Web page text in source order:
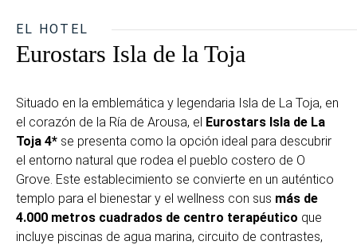
EL HOTEL
Eurostars Isla de la Toja
Situado en la emblemática y legendaria Isla de La Toja, en
el corazón de la Ría de Arousa, el Eurostars Isla de La
Toja 4* se presenta como la opción ideal para descubrir
el entorno natural que rodea el pueblo costero de O
Grove. Este establecimiento se convierte en un auténtico
templo para el bienestar y el wellness con sus más de
4.000 metros cuadrados de centro terapéutico que
incluye piscinas de agua marina, circuito de contrastes,